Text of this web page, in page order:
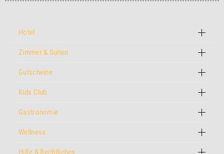
Hotel
Zimmer & Suiten
Gutscheine
Kids Club
Gastronomie
Wellness
Hilfe & Rechtliches